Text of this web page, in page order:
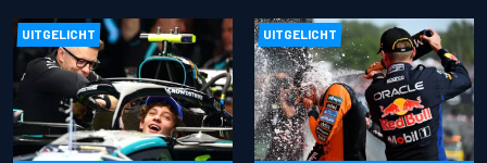
UITGELICHT UITGELICHT